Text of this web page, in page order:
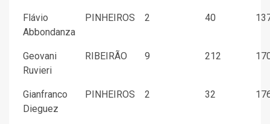
Flávio
Abbondanza
PINHEIROS 2 40
Geovani
Ruvieri
RIBEIRÃO 9 212
Gianfranco
Dieguez
PINHEIROS 2 32